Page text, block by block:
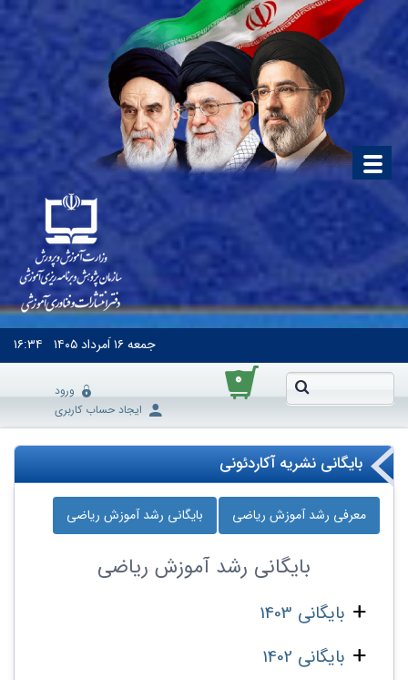
جمعه۱۶ اَمرداد ۱۴۰۵ ۱۶:۳۴
۰
ورود
ایجاد حساب کاربری
بایگانی نشریه آکاردئونی
معرفی رشد آموزش ریاضی بایگانی رشد آموزش ریاضی
بایگانی رشد آموزش ریاضی
بایگانی 1403
بایگانی 1402